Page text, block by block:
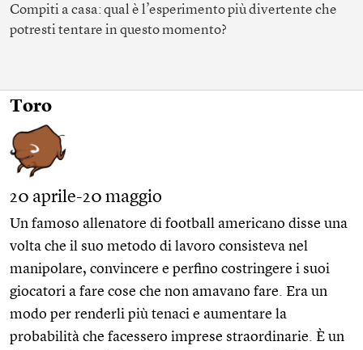
Compiti a casa: qual è l’esperimento più divertente che
potresti tentare in questo momento?
Toro
20 aprile-20 maggio
Un famoso allenatore di football americano disse una
volta che il suo metodo di lavoro consisteva nel
manipolare, convincere e perfino costringere i suoi
giocatori a fare cose che non amavano fare. Era un
modo per renderli più tenaci e aumentare la
probabilità che facessero imprese straordinarie. È un